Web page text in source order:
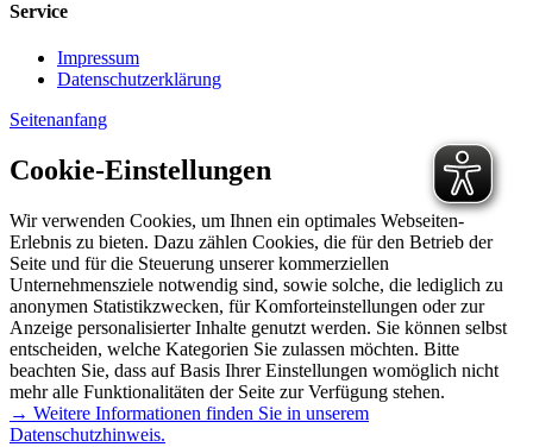
Service
Impressum
Datenschutzerklärung
Seitenanfang
Cookie-Einstellungen
Wir verwenden Cookies, um Ihnen ein optimales Webseiten-
Erlebnis zu bieten. Dazu zählen Cookies, die für den Betrieb der
Seite und für die Steuerung unserer kommerziellen
Unternehmensziele notwendig sind, sowie solche, die lediglich zu
anonymen Statistikzwecken, für Komforteinstellungen oder zur
Anzeige personalisierter Inhalte genutzt werden. Sie können selbst
entscheiden, welche Kategorien Sie zulassen möchten. Bitte
beachten Sie, dass auf Basis Ihrer Einstellungen womöglich nicht
mehr alle Funktionalitäten der Seite zur Verfügung stehen.
→ Weitere Informationen finden Sie in unserem
Datenschutzhinweis.